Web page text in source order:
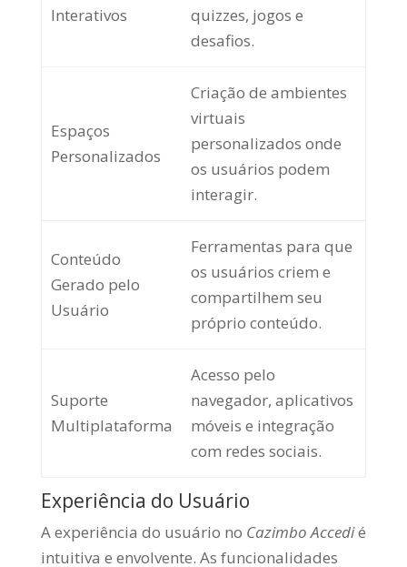
Interativos
quizzes, jogos e
desafios.
Espaços
Personalizados
Criação de ambientes
virtuais
personalizados onde
os usuários podem
interagir.
Conteúdo
Gerado pelo
Usuário
Ferramentas para que
os usuários criem e
compartilhem seu
próprio conteúdo.
Suporte
Multiplataforma
Acesso pelo
navegador, aplicativos
móveis e integração
com redes sociais.
Experiência do Usuário
A experiência do usuário no Cazimbo Accedié
intuitiva e envolvente. As funcionalidades